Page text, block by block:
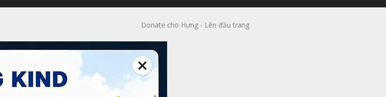
Donate cho Hưng - Lên đầu trang